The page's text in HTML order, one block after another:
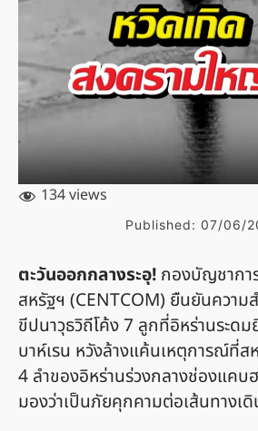
134 views
Published: 07/06/
ตะวันออกกลางระอุ! กองบัญชากา
สหรัฐฯ (CENTCOM) ยืนยันความ
ขีปนาวุธวิถีโค้ง 7 ลูกที่อิหร่านระดม
บาห์เรน หวังล้างแค้นเหตุการณ์ที่ส
4 ลำของอิหร่านร่วงกลางช่องแคบ
มองว่าเป็นภัยคุกคามต่อเส้นทางเ